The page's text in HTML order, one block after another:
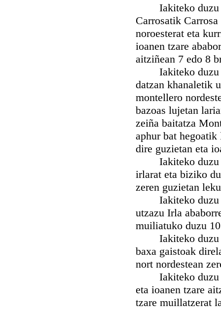
Iakiteko duzu
Carrosatik
noroesterat eta
ioanen tzare
aitziñean 7 edo 8
Iakiteko duzu
datzan khanaletik
montellero
bazoas lujetan
zeiña baitatza
aphur bat
dire guzietan eta
Iakiteko duzu
irlarat eta biziko
zeren guzietan
Iakiteko duzu
utzazu Irla
muiliatuko duzu
Iakiteko duzu
baxa gaistoak
nort nordestean
Iakiteko duzu
eta ioanen tzare
tzare muillatzerat